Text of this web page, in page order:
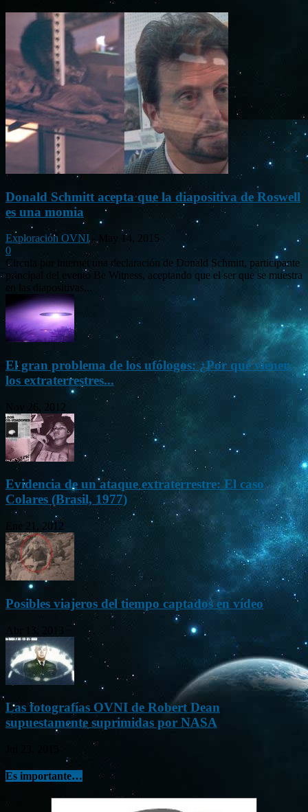
Donald Schmitt acepta que la diapositiva de Roswell
es una momia
Exploración OVNI -
May 14, 2015
0
Circula por internet una declaración de Donald Schmitt, participante
principal del evento Be Witness, aceptando que el ser que se muestra
en las diapositivas...
El gran problema de los ufólogos: ¿Por qué vienen
los extraterrestres...
Nov 26, 2012
Evidencia de un ataque extraterrestre: El caso
Colares (Brasil, 1977)
Ene 21, 2012
Posibles viajeros del tiempo captados en vídeo
Las fotografías OVNI de Robert Dean
supuestamente suprimidas por NASA
Es importante…